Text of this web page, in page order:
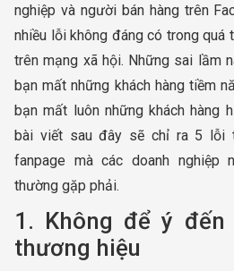
nghiệp và người bán hàng trên
nhiều lỗi không đáng có trong quá
trên mạng xã hội. Những sai lầm
bạn mất những khách hàng tiềm
bạn mất luôn những khách hàng
bài viết sau đây sẽ chỉ ra 5 lỗi
fanpage mà các doanh nghiệp
thường gặp phải.
1. Không để ý
thương hiệu